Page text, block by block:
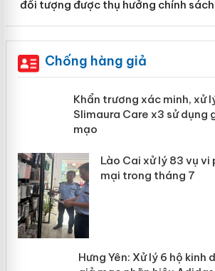
đối tượng được thụ hưởng chính sách
Chống hàng giả
Khẩn trương xác
Slimaura Care x3 sử